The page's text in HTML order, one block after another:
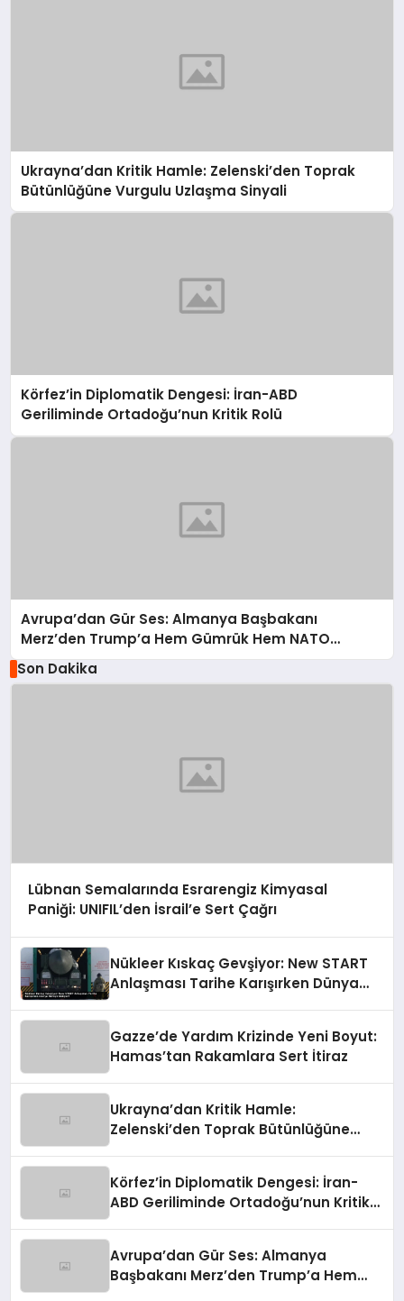
Ukrayna’dan Kritik Hamle: Zelenski’den Toprak
Bütünlüğüne Vurgulu Uzlaşma Sinyali
Körfez’in Diplomatik Dengesi: İran-ABD
Geriliminde Ortadoğu’nun Kritik Rolü
Avrupa’dan Gür Ses: Almanya Başbakanı
Merz’den Trump’a Hem Gümrük Hem NATO
Uyarısı!
Son Dakika
Lübnan Semalarında Esrarengiz Kimyasal
Paniği: UNIFIL’den İsrail’e Sert Çağrı
Nükleer Kıskaç Gevşiyor: New START
Anlaşması Tarihe Karışırken Dünya
Gazze’de Yardım Krizinde Yeni Boyut:
Hamas’tan Rakamlara Sert İtiraz
Ukrayna’dan Kritik Hamle:
Zelenski’den Toprak Bütünlüğüne
Körfez’in Diplomatik Dengesi: İran-
ABD Geriliminde Ortadoğu’nun Kritik
Avrupa’dan Gür Ses: Almanya
Başbakanı Merz’den Trump’a Hem